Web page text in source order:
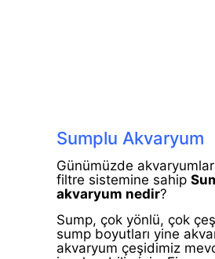
Sumplu Akvaryum
Günümüzde
filtre sistemine sahip
akvaryum nedir?
Sump, çok yönlü, çok
sump boyutları yine
akvaryum çeşidimiz